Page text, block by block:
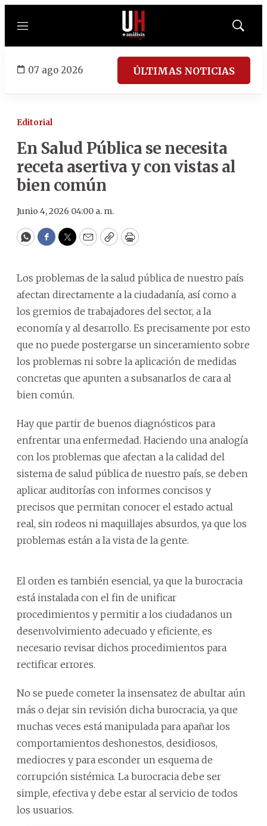
Menú
Mostrar
07 ago 2026 ÚLTIMAS NOTICIAS
Editorial
En Salud Pública se necesita
receta asertiva y con vistas al
bien común
Junio 4, 2026 04:00 a. m.
WhatsApp
Facebook
Twitter
EmailCopyPrint
Los problemas de la salud pública de nuestro país
afectan directamente a la ciudadanía, así como a
los gremios de trabajadores del sector, a la
economía y al desarrollo. Es precisamente por esto
que no puede postergarse un sinceramiento sobre
los problemas ni sobre la aplicación de medidas
concretas que apunten a subsanarlos de cara al
bien común.
Hay que partir de buenos diagnósticos para
enfrentar una enfermedad. Haciendo una analogía
con los problemas que afectan a la calidad del
sistema de salud pública de nuestro país, se deben
aplicar auditorías con informes concisos y
precisos que permitan conocer el estado actual
real, sin rodeos ni maquillajes absurdos, ya que los
problemas están a la vista de la gente.
El orden es también esencial, ya que la burocracia
está instalada con el fin de unificar
procedimientos y permitir a los ciudadanos un
desenvolvimiento adecuado y eficiente, es
necesario revisar dichos procedimientos para
rectificar errores.
No se puede cometer la insensatez de abultar aún
más o dejar sin revisión dicha burocracia, ya que
muchas veces está manipulada para apañar los
comportamientos deshonestos, desidiosos,
mediocres y para esconder un esquema de
corrupción sistémica. La burocracia debe ser
simple, efectiva y debe estar al servicio de todos
los usuarios.